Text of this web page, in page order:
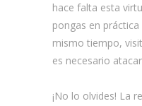
hace falta esta
pongas en
mismo tiempo,
es necesario
¡No lo olvides! La